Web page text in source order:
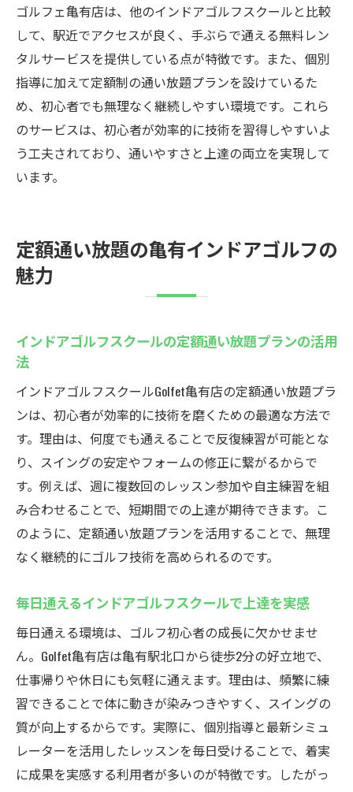
ゴルフェ亀有店は、他のインドアゴルフスクールと比較
して、駅近でアクセスが良く、手ぶらで通える無料レン
タルサービスを提供している点が特徴です。また、個別
指導に加えて定額制の通い放題プランを設けているた
め、初心者でも無理なく継続しやすい環境です。これら
のサービスは、初心者が効率的に技術を習得しやすいよ
う工夫されており、通いやすさと上達の両立を実現して
います。
定額通い放題の亀有インドアゴルフの
魅力
インドアゴルフスクールの定額通い放題プランの活用
法
インドアゴルフスクールGolfet亀有店の定額通い放題プラ
ンは、初心者が効率的に技術を磨くための最適な方法で
す。理由は、何度でも通えることで反復練習が可能とな
り、スイングの安定やフォームの修正に繋がるからで
す。例えば、週に複数回のレッスン参加や自主練習を組
み合わせることで、短期間での上達が期待できます。こ
のように、定額通い放題プランを活用することで、無理
なく継続的にゴルフ技術を高められるのです。
毎日通えるインドアゴルフスクールで上達を実感
毎日通える環境は、ゴルフ初心者の成長に欠かせませ
ん。Golfet亀有店は亀有駅北口から徒歩2分の好立地で、
仕事帰りや休日にも気軽に通えます。理由は、頻繁に練
習できることで体に動きが染みつきやすく、スイングの
質が向上するからです。実際に、個別指導と最新シミュ
レーターを活用したレッスンを毎日受けることで、着実
に成果を実感する利用者が多いのが特徴です。したがっ